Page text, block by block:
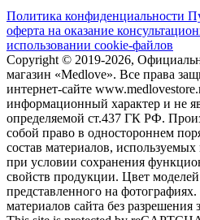
Политика конфиденциальности
оферта на оказание
использовании cookie-файлов
Copyright © 2019-2026,
магазин «Medlove». Все права
интернет-сайте
информационный характер и не
определяемой ст.437 ГК РФ.
собой право в одностороннем
состав материалов,
при условии сохранения
свойств продукции. Цвет
представленного на
материалов сайта без разрешения